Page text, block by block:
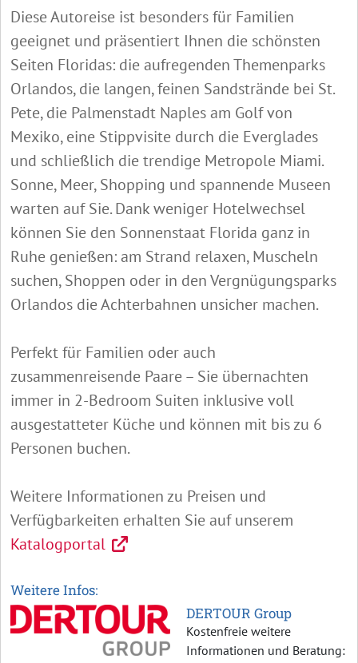
Diese Autoreise ist besonders für Familien
geeignet und präsentiert Ihnen die schönsten
Seiten Floridas: die aufregenden Themenparks
Orlandos, die langen, feinen Sandstrände bei St.
Pete, die Palmenstadt Naples am Golf von
Mexiko, eine Stippvisite durch die Everglades
und schließlich die trendige Metropole Miami.
Sonne, Meer, Shopping und spannende Museen
warten auf Sie. Dank weniger Hotelwechsel
können Sie den Sonnenstaat Florida ganz in
Ruhe genießen: am Strand relaxen, Muscheln
suchen, Shoppen oder in den Vergnügungsparks
Orlandos die Achterbahnen unsicher machen.
Perfekt für Familien oder auch
zusammenreisende Paare – Sie übernachten
immer in 2-Bedroom Suiten inklusive voll
ausgestatteter Küche und können mit bis zu 6
Personen buchen.
Weitere Informationen zu Preisen und
Verfügbarkeiten erhalten Sie auf unserem
Katalogportal
Weitere Infos:
DERTOUR Group
Kostenfreie weitere
Informationen und Beratung: